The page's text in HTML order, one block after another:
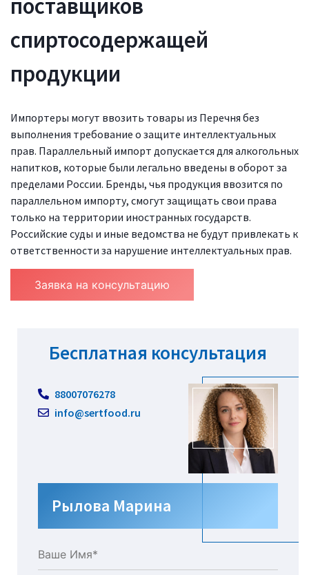
спиртосодержащей
продукции
Импортеры могут ввозить товары из Перечня без
выполнения требование о защите интеллектуальных
прав. Параллельный импорт допускается для алкогольных
напитков, которые были легально введены в оборот за
пределами России. Бренды, чья продукция ввозится по
параллельном импорту, смогут защищать свои права
только на территории иностранных государств.
Российские суды и иные ведомства не будут привлекать к
ответственности за нарушение интеллектуальных прав.
Заявка на консультацию
Бесплатная консультация
88007076278
info@sertfood.ru
Рылова Марина